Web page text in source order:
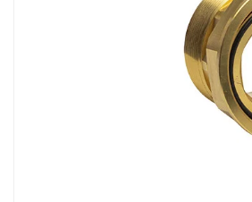
Sisteme filtrare apa Debite Mari
Sisteme filtrare apa In Trepte
Consumabile Statii medii filtrante